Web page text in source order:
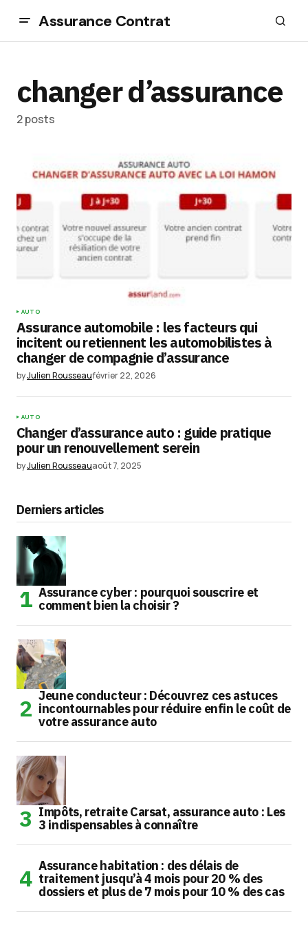
Assurance Contrat
changer d’assurance
2 posts
AUTO
Assurance automobile : les facteurs qui
incitent ou retiennent les automobilistes à
changer de compagnie d’assurance
byJulien Rousseaufévrier 22, 2026
AUTO
Changer d’assurance auto : guide pratique
pour un renouvellement serein
byJulien Rousseauaoût 7, 2025
Derniers articles
Assurance cyber : pourquoi souscrire et
comment bien la choisir ?
Jeune conducteur : Découvrez ces astuces
incontournables pour réduire enfin le coût de
votre assurance auto
Impôts, retraite Carsat, assurance auto : Les
3 indispensables à connaître
Assurance habitation : des délais de
traitement jusqu’à 4 mois pour 20 % des
dossiers et plus de 7 mois pour 10 % des cas